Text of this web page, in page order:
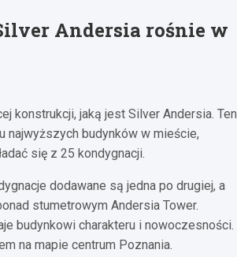
Andersia rośnie w
konstrukcji, jaką jest Silver Andersia. Ten
najwyższych budynków w mieście,
się z 25 kondygnacji.
dodawane są jedna po drugiej, a
stumetrowym Andersia Tower.
budynkowi charakteru i nowoczesności.
na mapie centrum Poznania.